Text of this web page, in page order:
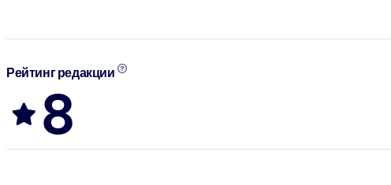
Рейтинг редакции
8